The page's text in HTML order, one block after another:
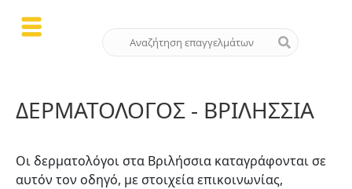
ΔΕΡΜΑΤΟΛΌΓΟΣ - ΒΡΙΛΉΣΣΙΑ
Οι δερματολόγοι στα Βριλήσσια καταγράφονται σε
αυτόν τον οδηγό, με στοιχεία επικοινωνίας,